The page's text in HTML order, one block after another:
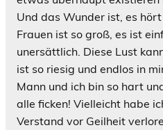
Und das Wunder ist, es
Frauen ist so groß, es ist
unersättlich. Diese Lust
ist so riesig und endlos in
Mann und ich bin so hart
alle ficken! Vielleicht habe
Verstand vor Geilheit